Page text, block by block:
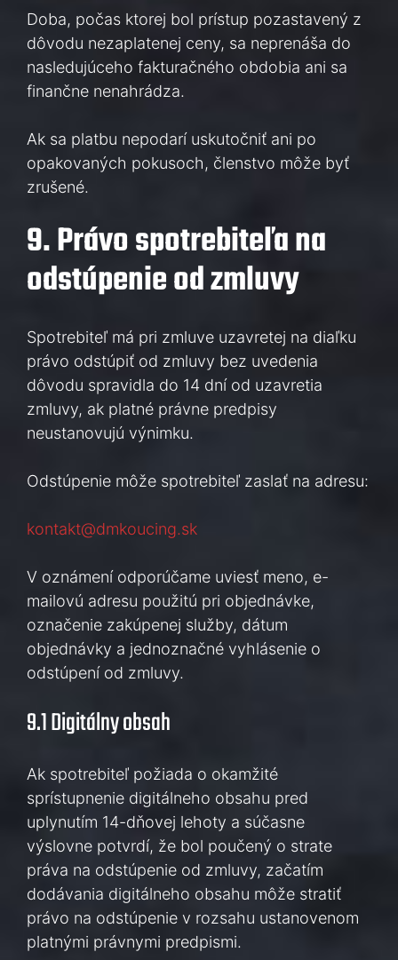
Doba, počas ktorej bol prístup pozastavený z
dôvodu nezaplatenej ceny, sa neprenáša do
nasledujúceho fakturačného obdobia ani sa
finančne nenahrádza.
Ak sa platbu nepodarí uskutočniť ani po
opakovaných pokusoch, členstvo môže byť
zrušené.
9. Právo spotrebiteľa na
odstúpenie od zmluvy
Spotrebiteľ má pri zmluve uzavretej na diaľku
právo odstúpiť od zmluvy bez uvedenia
dôvodu spravidla do 14 dní od uzavretia
zmluvy, ak platné právne predpisy
neustanovujú výnimku.
Odstúpenie môže spotrebiteľ zaslať na adresu:
kontakt@dmkoucing.sk
V oznámení odporúčame uviesť meno, e-
mailovú adresu použitú pri objednávke,
označenie zakúpenej služby, dátum
objednávky a jednoznačné vyhlásenie o
odstúpení od zmluvy.
9.1 Digitálny obsah
Ak spotrebiteľ požiada o okamžité
sprístupnenie digitálneho obsahu pred
uplynutím 14-dňovej lehoty a súčasne
výslovne potvrdí, že bol poučený o strate
práva na odstúpenie od zmluvy, začatím
dodávania digitálneho obsahu môže stratiť
právo na odstúpenie v rozsahu ustanovenom
platnými právnymi predpismi.